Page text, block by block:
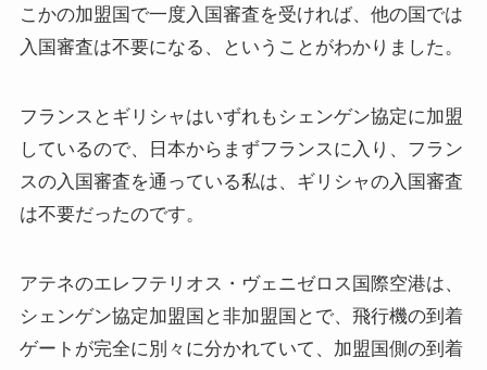
こかの加盟国で一度入国審査を受ければ、他の国では
入国審査は不要になる、ということがわかりました。
フランスとギリシャはいずれもシェンゲン協定に加盟
しているので、日本からまずフランスに入り、フラン
スの入国審査を通っている私は、ギリシャの入国審査
は不要だったのです。
アテネのエレフテリオス・ヴェニゼロス国際空港は、
シェンゲン協定加盟国と非加盟国とで、飛行機の到着
ゲートが完全に別々に分かれていて、加盟国側の到着